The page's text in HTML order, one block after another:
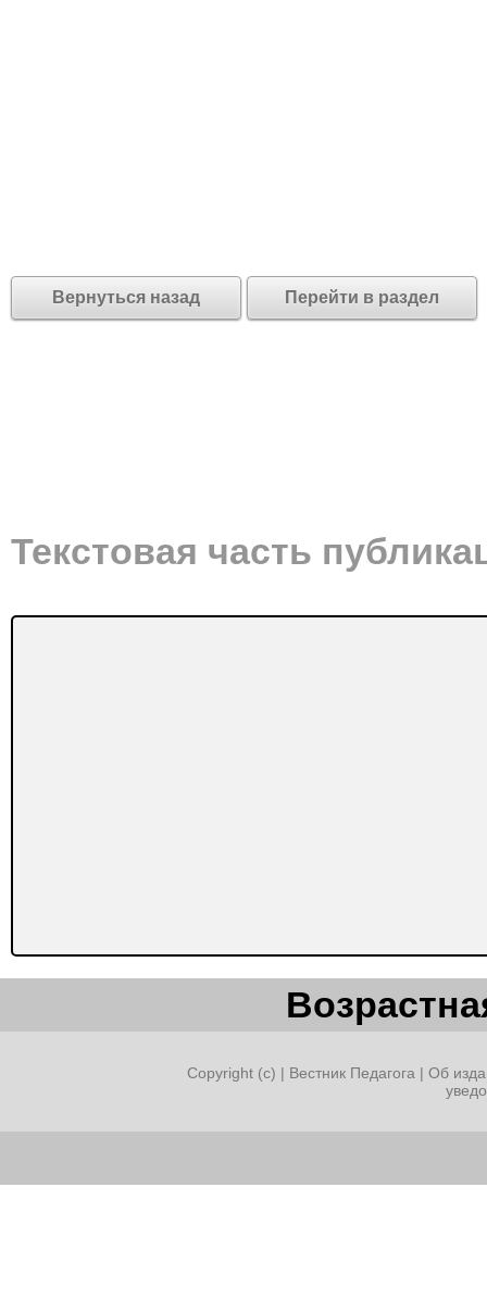
Вернуться назад Перейти в раздел
Текстовая часть
Copyright (c) | Вестник Педагога | Об